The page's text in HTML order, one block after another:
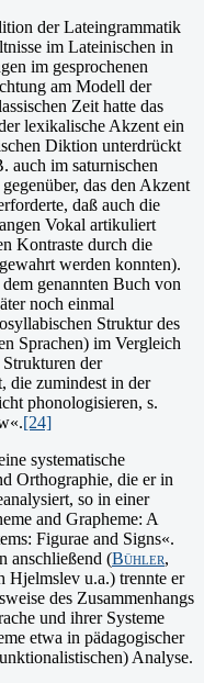
der Lateingrammatik
im Lateinischen in
im gesprochenen
am Modell der
Zeit hatte das
lexikalische Akzent ein
Diktion unterdrückt
auch im saturnischen
das den Akzent
daß auch die
Vokal artikuliert
Kontraste durch die
werden konnten).
genannten Buch von
noch einmal
Struktur des
Sprachen) im Vergleich
der
die zumindest in der
phonologisieren, s.
[24]
systematische
Orthographie, die er in
so in einer
and Grapheme: A
Figurae and Signs«.
an­schließend (Bühler,
Hjelms­lev u.a.) trennte er
des Zusammenhangs
und ihrer Systeme
etwa in pädagogischer
Analyse.